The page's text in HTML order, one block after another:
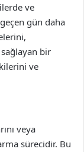
ve
gün daha
sağlayan bir
ve
veya
sürecidir. Bu